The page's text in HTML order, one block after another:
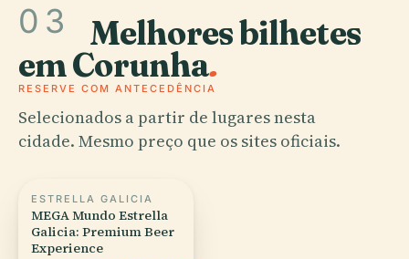
03 Melhores bilhetes
em Corunha.
RESERVE COM ANTECEDÊNCIA
Selecionados a partir de lugares nesta
cidade. Mesmo preço que os sites oficiais.
ESTRELLA GALICIA
MEGA Mundo Estrella
Galicia: Premium Beer
Experience